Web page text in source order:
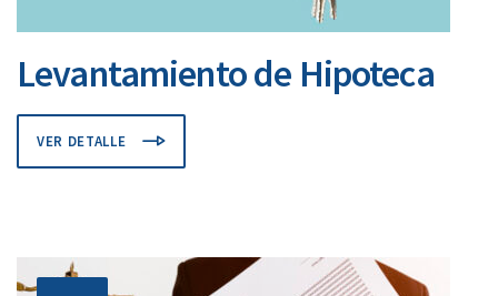
Levantamiento de Hipoteca
VER DETALLE